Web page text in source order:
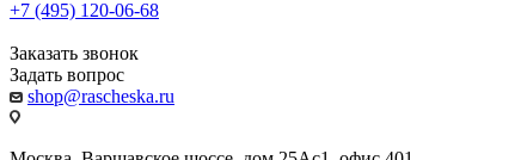
+7 (495) 120-06-68
Заказать звонок
Задать вопрос
shop@rascheska.ru